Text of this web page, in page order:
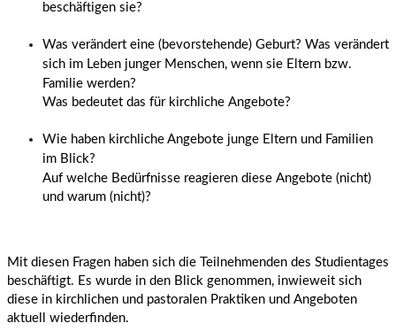
beschäftigen sie?
Was verändert eine (bevorstehende) Geburt? Was verändert
sich im Leben junger Menschen, wenn sie Eltern bzw.
Familie werden?
Was bedeutet das für kirchliche Angebote?
Wie haben kirchliche Angebote junge Eltern und Familien
im Blick?
Auf welche Bedürfnisse reagieren diese Angebote (nicht)
und warum (nicht)?
Mit diesen Fragen haben sich die Teilnehmenden des Studientages
beschäftigt. Es wurde in den Blick genommen, inwieweit sich
diese in kirchlichen und pastoralen Praktiken und Angeboten
aktuell wiederfinden.